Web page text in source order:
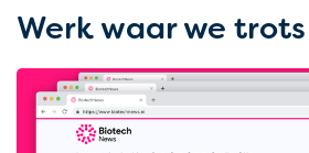
Werk waar we